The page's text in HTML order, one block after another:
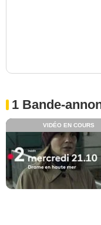
1 Bande-
VIDÉO EN COURS